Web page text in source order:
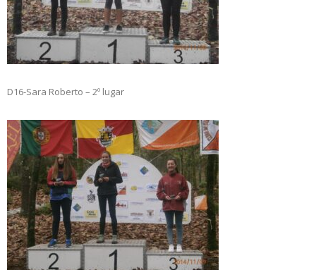
D16-Sara Roberto – 2º lugar